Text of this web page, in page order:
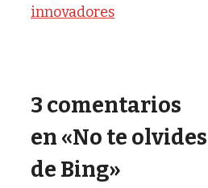
innovadores
3 comentarios
en «No te olvides
de Bing»